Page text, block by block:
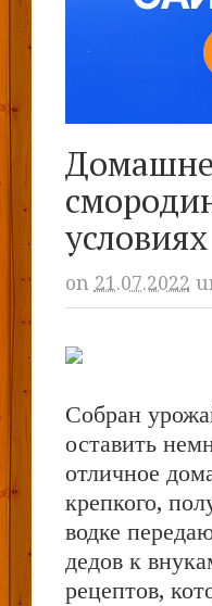
условиях
on 21.07.2022
Собран
оставить
отличное
крепкого,
водке
дедов к
рецептов,